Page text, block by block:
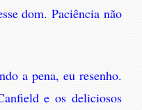
dom. Paciência não
a pena, eu resenho.
e os deliciosos